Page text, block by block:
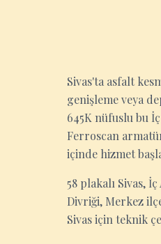
Sivas'ta asfalt
genişleme veya
645K nüfuslu bu
Ferroscan
içinde hizmet
58 plakalı Sivas,
Divriği, Merkez
Sivas için teknik